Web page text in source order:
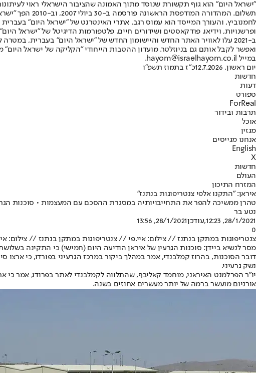
"ישראל היום" הוא גוף תקשורת שנוסד מתוך האמונה שהציבור הישראלי ראוי
תשלום.
ופרשנויות, וידיאו, פודקאסטים ושידורים חיים. פלטפורמות הדיגיטל של "ישראל
ב-2021 עלו לאוויר האתר החדש והיישומון החדש של "ישראל היום" בעברית,
ואפשר לקבל אותם גם בניוזלטר. מועדון ההטבות הייחודי "הקליקה של ישראל
במייל hayom@israelhayom.co.il.
יום ראשון, 12.7.2026
כ"ז בתמוז תשפ"ו
חדשות
דעות
ספורט
ForReal
תרבות ובידור
אוכל
מגזין
אנחנו מגייסים
English
X
חדשות
העולם
המזרח התיכון
איראן: "התקנו אלפי צנטריפוגות בנתנז"
טהרן ממשיכה להפר את התחייבויותיה במסגרת ההסכם עם המעצמות • סוכנות הגרעין האירנית כי המדינה
נטע בר
28/1/2021, 12:23
,עודכן28/1/2021, 13:56
0
צנטריפוגות במתקן בנתנז // צילום: איי.פי // צנטריפוגות במתקן בנתנז // צילום:
מסר לנשיא ביידן: סוכנות הגרעין של איראן הודיעה היום (חמישי) כי התקינה
נשק גרעיני.
אורניום מועשר ברמה של יותר מעשרים אחוזים בשנה.